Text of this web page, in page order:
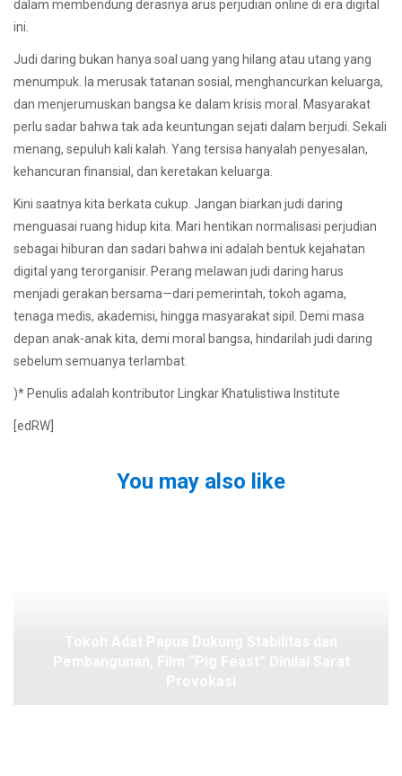
dalam membendung derasnya arus perjudian online di era digital
ini.
Judi daring bukan hanya soal uang yang hilang atau utang yang
menumpuk. Ia merusak tatanan sosial, menghancurkan keluarga,
dan menjerumuskan bangsa ke dalam krisis moral. Masyarakat
perlu sadar bahwa tak ada keuntungan sejati dalam berjudi. Sekali
menang, sepuluh kali kalah. Yang tersisa hanyalah penyesalan,
kehancuran finansial, dan keretakan keluarga.
Kini saatnya kita berkata cukup. Jangan biarkan judi daring
menguasai ruang hidup kita. Mari hentikan normalisasi perjudian
sebagai hiburan dan sadari bahwa ini adalah bentuk kejahatan
digital yang terorganisir. Perang melawan judi daring harus
menjadi gerakan bersama—dari pemerintah, tokoh agama,
tenaga medis, akademisi, hingga masyarakat sipil. Demi masa
depan anak-anak kita, demi moral bangsa, hindarilah judi daring
sebelum semuanya terlambat.
)* Penulis adalah kontributor Lingkar Khatulistiwa Institute
[edRW]
You may also like